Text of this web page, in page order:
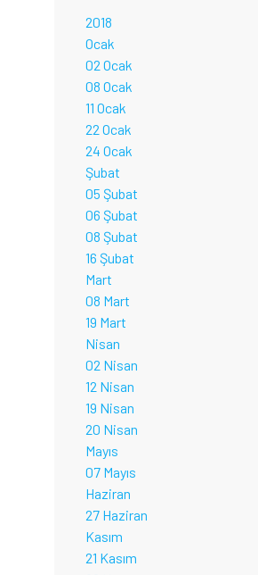
2018
Ocak
02 Ocak
08 Ocak
11 Ocak
22 Ocak
24 Ocak
Şubat
05 Şubat
06 Şubat
08 Şubat
16 Şubat
Mart
08 Mart
19 Mart
Nisan
02 Nisan
12 Nisan
19 Nisan
20 Nisan
Mayıs
07 Mayıs
Haziran
27 Haziran
Kasım
21 Kasım